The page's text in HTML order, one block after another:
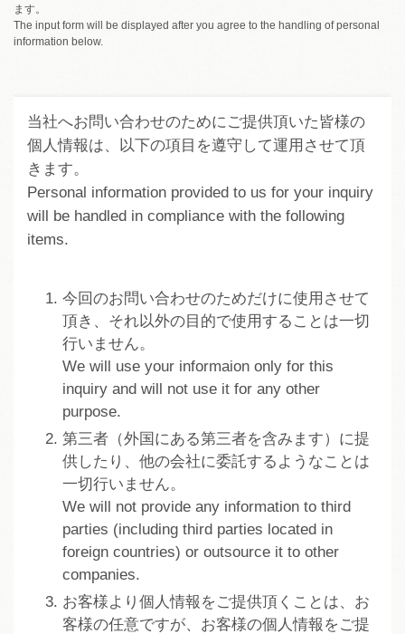
ます。
The input form will be displayed after you agree to the handling of personal
information below.
当社へお問い合わせのためにご提供頂いた皆様の
個人情報は、以下の項目を遵守して運用させて頂
きます。
Personal information provided to us for your inquiry
will be handled in compliance with the following
items.
今回のお問い合わせのためだけに使用させて
頂き、それ以外の目的で使用することは一切
行いません。
We will use your informaion only for this
inquiry and will not use it for any other
purpose.
第三者（外国にある第三者を含みます）に提
供したり、他の会社に委託するようなことは
一切行いません。
We will not provide any information to third
parties (including third parties located in
foreign countries) or outsource it to other
companies.
お客様より個人情報をご提供頂くことは、お
客様の任意ですが、お客様の個人情報をご提